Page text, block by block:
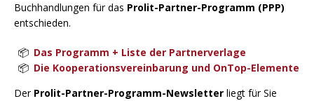
Buchhandlungen für das Prolit-Partner-Programm (PPP)
entschieden.
Das Programm + Liste der Partnerverlage
Die Kooperationsvereinbarung und OnTop-Elemente
Der Prolit-Partner-Programm-Newsletter liegt für Sie